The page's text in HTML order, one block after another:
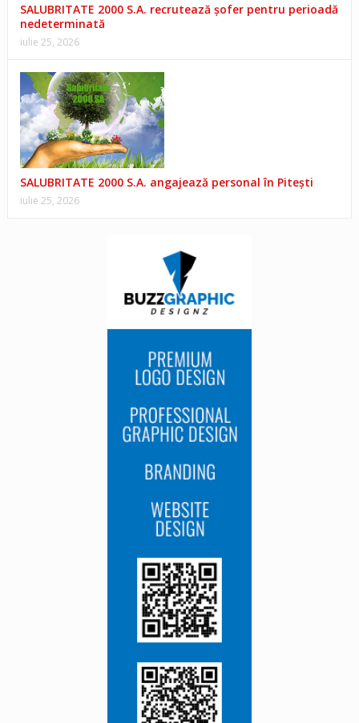
SALUBRITATE 2000 S.A. recrutează șofer pentru perioadă
nedeterminată
iulie 25, 2026
SALUBRITATE 2000 S.A. angajează personal în Pitești
iulie 25, 2026